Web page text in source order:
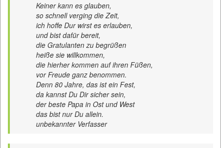
Keiner kann es glauben,
so schnell verging die Zeit,
ich hoffe Dur wirst es erlauben,
und bist dafür bereit,
die Gratulanten zu begrüßen
heiße sie willkommen,
die hierher kommen auf ihren Füßen,
vor Freude ganz benommen.
Denn 80 Jahre, das ist ein Fest,
da kannst Du Dir sicher sein,
der beste Papa in Ost und West
das bist nur Du allein.
unbekannter Verfasser